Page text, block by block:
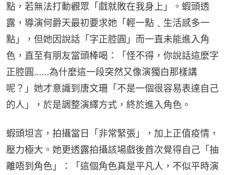
點，若無法打動觀眾「戲就敗在我身上」。蝦頭透
露，導演何爵天最初要求她「輕一點﹑生活感多一
點」，但她因說話「字正腔圓」而一直未能進入角
色，直至有朋友當頭棒喝：「怪不得，你說話這麼字
正腔圓……為什麼這一段突然又像演獨白那樣講
呢？」她才意識到唐文珊「不是一個很容易表達自己
的人」，於是調整演繹方式，終於進入角色。
蝦頭坦言，拍攝當日「非常緊張」，加上正值疫情，
壓力極大。她更透露拍攝該場戲後首次覺得自己「抽
離唔到角色」：「這個角色真是平凡人，不似平時演